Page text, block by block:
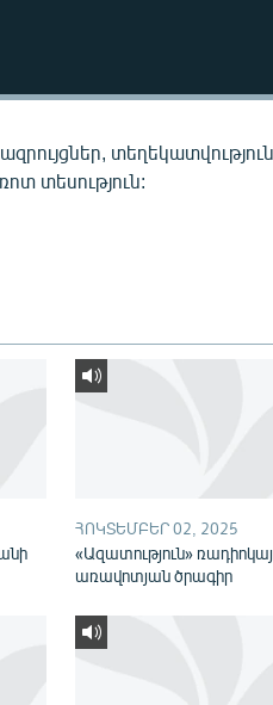
տեսություն:
ՀՈԿՏԵՄԲԵՐ 02, 2025
«Ազատություն»
առավոտյան ծրագիր